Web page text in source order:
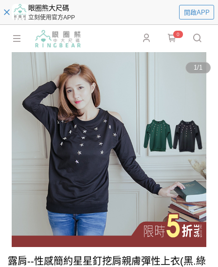
眼圈熊大尺碼
立刻使用官方APP
開啟APP
0
1/1
露肩--性感簡約星星釘挖肩親膚彈性上衣(黑.綠